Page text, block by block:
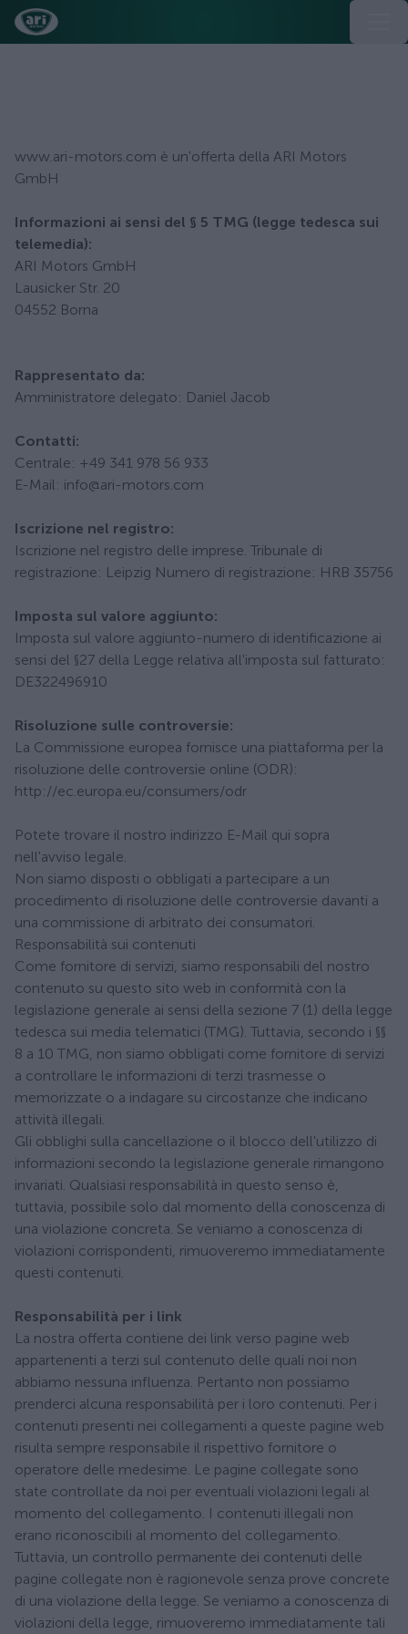
www.ari-motors.com è un'offerta della ARI Motors
GmbH
Informazioni ai sensi del § 5 TMG (legge tedesca sui
telemedia):
ARI Motors GmbH
Lausicker Str. 20
04552 Borna
Rappresentato da:
Amministratore delegato: Daniel Jacob
Contatti:
Centrale: +49 341 978 56 933
E-Mail: info@ari-motors.com
Iscrizione nel registro:
Iscrizione nel registro delle imprese. Tribunale di
registrazione: Leipzig Numero di registrazione: HRB 35756
Imposta sul valore aggiunto:
Imposta sul valore aggiunto-numero di identificazione ai
sensi del §27 della Legge relativa all'imposta sul fatturato:
DE322496910
Risoluzione sulle controversie:
La Commissione europea fornisce una piattaforma per la
risoluzione delle controversie online (ODR):
http://ec.europa.eu/consumers/odr
Potete trovare il nostro indirizzo E-Mail qui sopra
nell'avviso legale.
Non siamo disposti o obbligati a partecipare a un
procedimento di risoluzione delle controversie davanti a
una commissione di arbitrato dei consumatori.
Responsabilità sui contenuti
Come fornitore di servizi, siamo responsabili del nostro
contenuto su questo sito web in conformità con la
legislazione generale ai sensi della sezione 7 (1) della legge
tedesca sui media telematici (TMG). Tuttavia, secondo i §§
8 a 10 TMG, non siamo obbligati come fornitore di servizi
a controllare le informazioni di terzi trasmesse o
memorizzate o a indagare su circostanze che indicano
attività illegali.
Gli obblighi sulla cancellazione o il blocco dell'utilizzo di
informazioni secondo la legislazione generale rimangono
invariati. Qualsiasi responsabilità in questo senso è,
tuttavia, possibile solo dal momento della conoscenza di
una violazione concreta. Se veniamo a conoscenza di
violazioni corrispondenti, rimuoveremo immediatamente
questi contenuti.
Responsabilità per i link
La nostra offerta contiene dei link verso pagine web
appartenenti a terzi sul contenuto delle quali noi non
abbiamo nessuna influenza. Pertanto non possiamo
prenderci alcuna responsabilità per i loro contenuti. Per i
contenuti presenti nei collegamenti a queste pagine web
risulta sempre responsabile il rispettivo fornitore o
operatore delle medesime. Le pagine collegate sono
state controllate da noi per eventuali violazioni legali al
momento del collegamento. I contenuti illegali non
erano riconoscibili al momento del collegamento.
Tuttavia, un controllo permanente dei contenuti delle
pagine collegate non è ragionevole senza prove concrete
di una violazione della legge. Se veniamo a conoscenza di
violazioni della legge, rimuoveremo immediatamente tali